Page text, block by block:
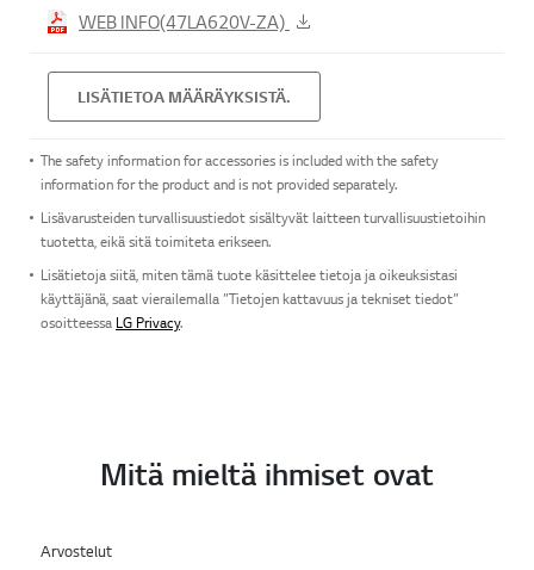
WEB INFO(47LA620V-ZA)
LISÄTIETOA MÄÄRÄYKSISTÄ.
The safety information for accessories is included with the safety
information for the product and is not provided separately.
Lisävarusteiden turvallisuustiedot sisältyvät laitteen turvallisuustietoihin
tuotetta, eikä sitä toimiteta erikseen.
Lisätietoja siitä, miten tämä tuote käsittelee tietoja ja oikeuksistasi
käyttäjänä, saat vierailemalla ”Tietojen kattavuus ja tekniset tiedot”
osoitteessa LG Privacy.
Mitä mieltä ihmiset ovat